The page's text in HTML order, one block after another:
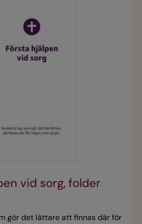
vid sorg, folder
gör det lättare att finnas där för